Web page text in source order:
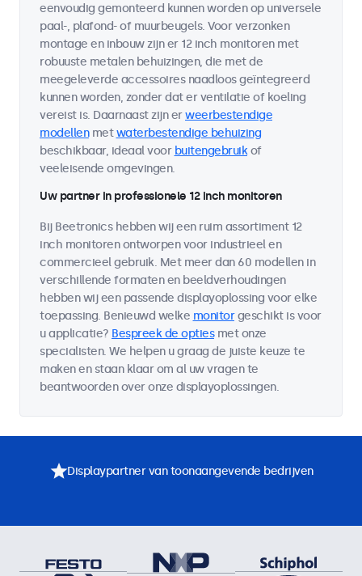
eenvoudig gemonteerd kunnen worden op universele
paal-, plafond- of muurbeugels. Voor verzonken
montage en inbouw zijn er 12 inch monitoren met
robuuste metalen behuizingen, die met de
meegeleverde accessoires naadloos geïntegreerd
kunnen worden, zonder dat er ventilatie of koeling
vereist is. Daarnaast zijn erweerbestendige
modellenmetwaterbestendige behuizing
beschikbaar, ideaal voor buitengebruikof
veeleisende omgevingen.
Uw partner in professionele 12 inch monitoren
Bij Beetronics hebben wij een ruim assortiment 12
inch monitoren ontworpen voor industrieel en
commercieel gebruik. Met meer dan 60 modellen in
verschillende formaten en beeldverhoudingen
hebben wij een passende displayoplossing voor elke
toepassing. Benieuwd welke monitorgeschikt is voor
u applicatie? Bespreek de optiesmet onze
specialisten. We helpen u graag de juiste keuze te
maken en staan klaar om al uw vragen te
beantwoorden over onze displayoplossingen.
Displaypartner van toonaangevende bedrijven